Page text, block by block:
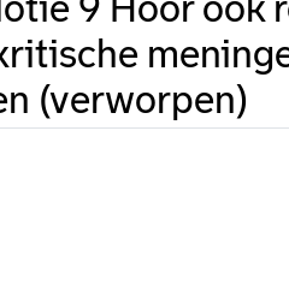
(verworpen)